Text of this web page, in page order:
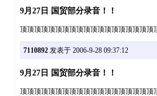
9月27日 国贸部分录音！！
顶顶顶顶顶顶顶顶顶顶顶顶顶顶顶顶顶顶顶
7110892发表于 2006-9-28 09:37:12
9月27日 国贸部分录音！！
顶顶顶顶顶顶顶顶顶顶顶顶顶顶顶顶顶顶顶